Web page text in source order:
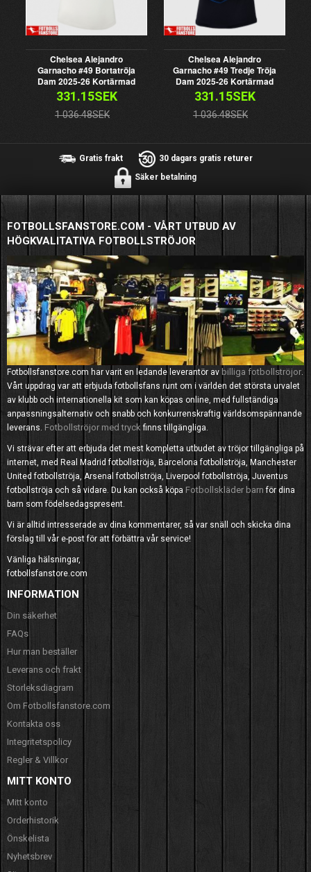
Chelsea Alejandro
Garnacho #49 Bortatröja
Dam 2025-26 Kortärmad
331.15SEK
1 036.48SEK
Chelsea Alejandro
Garnacho #49 Tredje Tröja
Dam 2025-26 Kortärmad
331.15SEK
1 036.48SEK
Gratis frakt
30 dagars gratis returer
Säker betalning
FOTBOLLSFANSTORE.COM - VÅRT UTBUD AV
HÖGKVALITATIVA FOTBOLLSTRÖJOR
Fotbollsfanstore.com har varit en ledande leverantör av billiga fotbollströjor
Vårt uppdrag var att erbjuda fotbollsfans runt om i världen det största urvalet
av klubb och internationella kit som kan köpas online, med fullständiga
anpassningsalternativ och snabb och konkurrenskraftig världsomspännande
leverans. Fotbollströjor med tryck finns tillgängliga.
Vi strävar efter att erbjuda det mest kompletta utbudet av tröjor tillgängliga på
internet, med Real Madrid fotbollströja, Barcelona fotbollströja, Manchester
United fotbollströja, Arsenal fotbollströja, Liverpool fotbollströja, Juventus
fotbollströja och så vidare. Du kan också köpa Fotbollskläder barn för dina
barn som födelsedagspresent.
Vi är alltid intresserade av dina kommentarer, så var snäll och skicka dina
förslag till vår e-post för att förbättra vår service!
Vänliga hälsningar,
fotbollsfanstore.com
INFORMATION
Din säkerhet
FAQs
Hur man beställer
Leverans och frakt
Storleksdiagram
Om Fotbollsfanstore.com
Kontakta oss
Integritetspolicy
Regler & Villkor
MITT KONTO
Mitt konto
Orderhistorik
Önskelista
Nyhetsbrev